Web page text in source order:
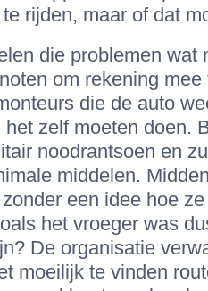
rijden, maar of dat
die problemen wat
om rekening
die de auto
zelf moeten doen.
noodrantsoen en
middelen.
een idee hoe
het vroeger was
De organisatie
moeilijk te vinden